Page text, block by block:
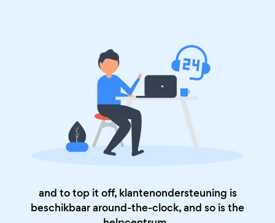
and to top it off, klantenondersteuning is
beschikbaar around-the-clock, and so is the